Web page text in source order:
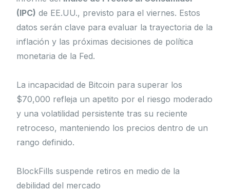
(IPC) de EE.UU., previsto para el viernes. Estos
datos serán clave para evaluar la trayectoria de la
inflación y las próximas decisiones de política
monetaria de la Fed.
La incapacidad de Bitcoin para superar los
$70,000 refleja un apetito por el riesgo moderado
y una volatilidad persistente tras su reciente
retroceso, manteniendo los precios dentro de un
rango definido.
BlockFills suspende retiros en medio de la
debilidad del mercado